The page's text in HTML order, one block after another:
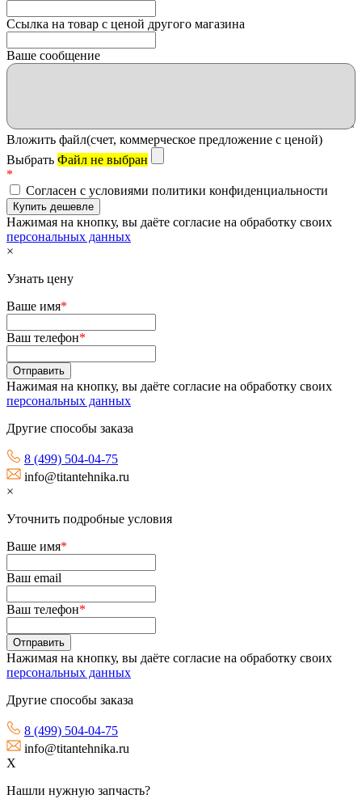
Ссылка на товар с ценой другого магазина
Ваше сообщение
Вложить файл(счет, коммерческое предложение с ценой)
Выбрать Файл не выбран
*
Согласен с условиями политики конфиденциальности
Нажимая на кнопку, вы даёте согласие на обработку своих
персональных данных
×
Узнать цену
Ваше имя*
Ваш телефон*
Нажимая на кнопку, вы даёте согласие на обработку своих
персональных данных
Другие способы заказа
8 (499) 504-04-75
info@titantehnika.ru
×
Уточнить подробные условия
Ваше имя*
Ваш email
Ваш телефон*
Нажимая на кнопку, вы даёте согласие на обработку своих
персональных данных
Другие способы заказа
8 (499) 504-04-75
info@titantehnika.ru
X
Нашли нужную запчасть?